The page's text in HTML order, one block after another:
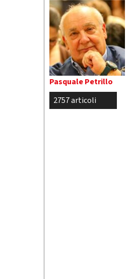
Pasquale Petrillo
2757 articoli